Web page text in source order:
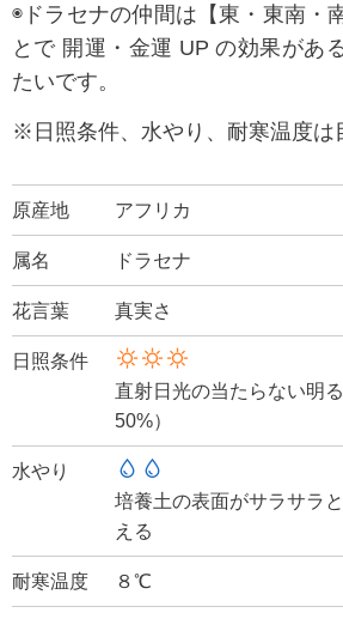
◉ドラセナの仲間は【東・東南・
とで 開運・金運 UP の効果があ
たいです。
※日照条件、水やり、耐寒温度は
原産地 アフリカ
属名 ドラセナ
花言葉 真実さ
日照条件
直射日光の当たらない明
50%）
水やり
培養土の表面がサラサラ
える
耐寒温度 ８℃